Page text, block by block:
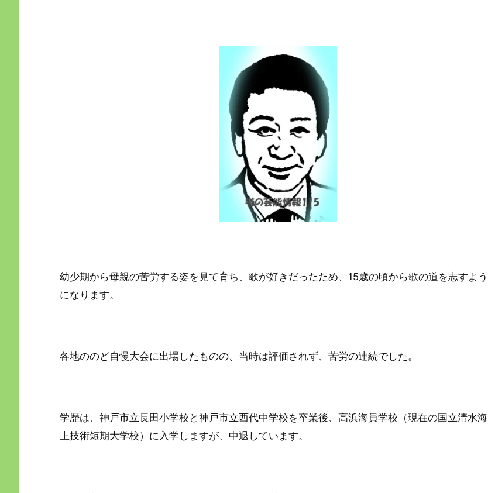
幼少期から母親の苦労する姿を見て育ち、歌が好きだったため、15歳の頃から歌の道を志すよう
になります。
各地ののど自慢大会に出場したものの、当時は評価されず、苦労の連続でした。
学歴は、神戸市立長田小学校と神戸市立西代中学校を卒業後、高浜海員学校（現在の国立清水海
上技術短期大学校）に入学しますが、中退しています。